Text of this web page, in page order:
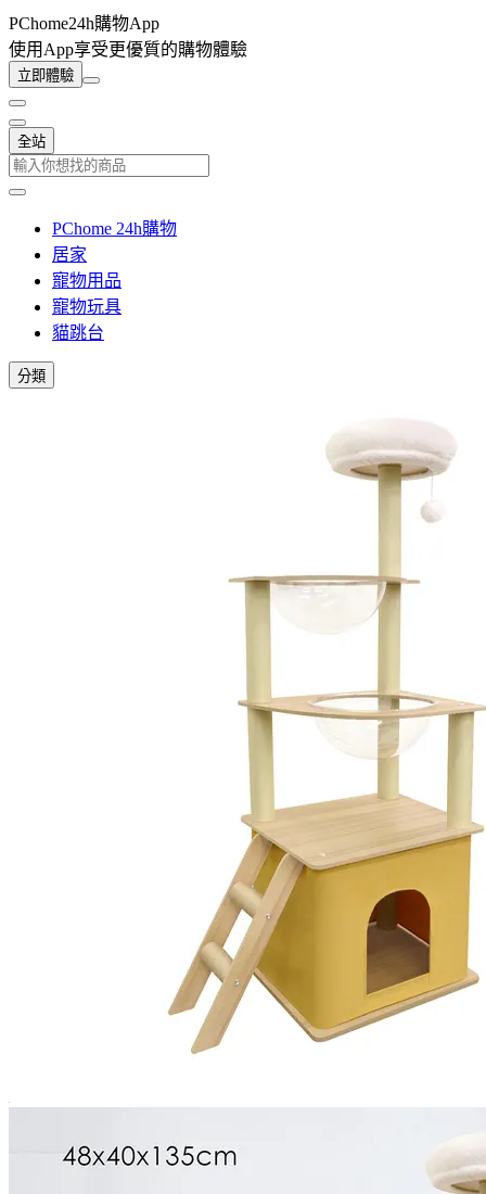
PChome24h購物App
使用App享受更優質的購物體驗
立即體驗
全站
PChome 24h購物
居家
寵物用品
寵物玩具
貓跳台
分類